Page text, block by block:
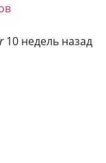
10 недель назад